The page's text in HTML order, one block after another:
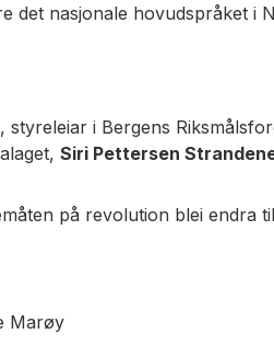
det nasjonale hovudspråket i
, styreleiar i Bergens
Siri Pettersen
på revolution blei endra
Marøy